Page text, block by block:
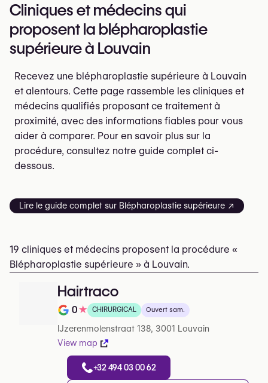
Cliniques et médecins qui
proposent la blépharoplastie
supérieure à Louvain
Recevez une blépharoplastie supérieure à Louvain
et alentours. Cette page rassemble les cliniques et
médecins qualifiés proposant ce traitement à
proximité, avec des informations fiables pour vous
aider à comparer. Pour en savoir plus sur la
procédure, consultez notre guide complet ci-
dessous.
Lire le guide complet sur Blépharoplastie supérieure ↗
19 cliniques et médecins proposent la procédure «
Blépharoplastie supérieure » à Louvain.
Hairtraco
Note de 0 sur 5 sur Google
0★ CHIRURGICAL Ouvert sam.
IJzerenmolenstraat 138, 3001 Louvain
View map
+32 494 03 00 62